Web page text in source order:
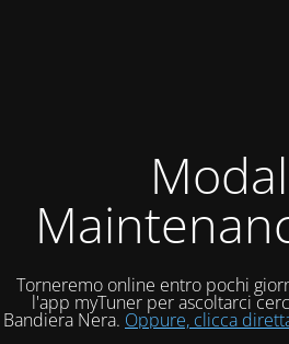
Torneremo online entro pochi
l'app myTuner per ascoltarci
Bandiera Nera. Oppure, clicca